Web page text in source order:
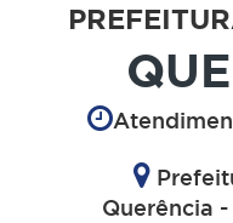
Querência